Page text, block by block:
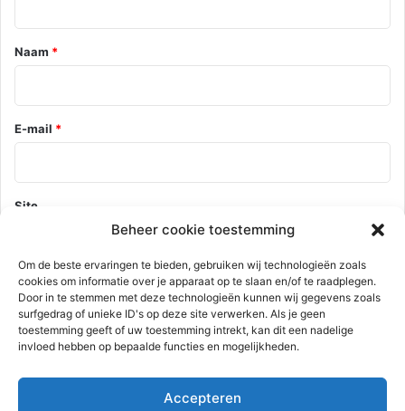
Beheer cookie toestemming
Om de beste ervaringen te bieden, gebruiken wij technologieën zoals
cookies om informatie over je apparaat op te slaan en/of te raadplegen.
Door in te stemmen met deze technologieën kunnen wij gegevens zoals
surfgedrag of unieke ID's op deze site verwerken. Als je geen
toestemming geeft of uw toestemming intrekt, kan dit een nadelige
invloed hebben op bepaalde functies en mogelijkheden.
Accepteren
*
Naam *
E-mail *
Site
Mijn naam, e-mail en site opslaan in deze browser voor de
volgende keer wanneer ik een reactie plaats.